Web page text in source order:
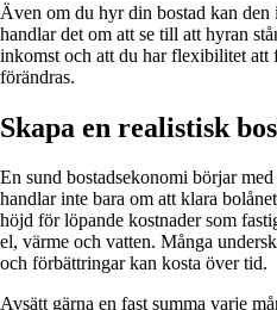
Även om du hyr din bostad kan
handlar det om att se till att hyran
inkomst och att du har flexibilitet
förändras.
Skapa en realistisk
En sund bostadsekonomi börjar
handlar inte bara om att klara
höjd för löpande kostnader som
el, värme och vatten. Många
och förbättringar kan kosta över tid.
Avsätt gärna en fast summa varje